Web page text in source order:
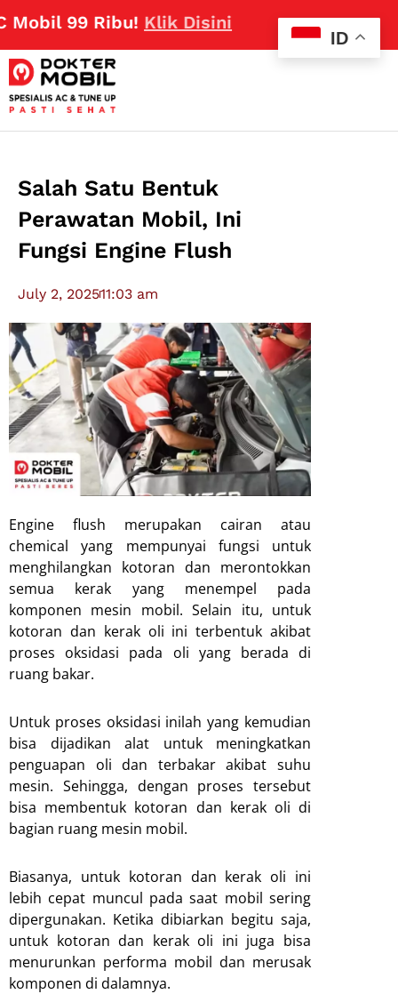
99 Ribu!Klik Disini
Salah Satu Bentuk
Perawatan Mobil, Ini
Fungsi Engine Flush
July 2, 202511:03 am
Engine flush merupakan cairan atau
chemical yang mempunyai fungsi untuk
menghilangkan kotoran dan merontokkan
semua kerak yang menempel pada
komponen mesin mobil. Selain itu, untuk
kotoran dan kerak oli ini terbentuk akibat
proses oksidasi pada oli yang berada di
ruang bakar.
Untuk proses oksidasi inilah yang kemudian
bisa dijadikan alat untuk meningkatkan
penguapan oli dan terbakar akibat suhu
mesin. Sehingga, dengan proses tersebut
bisa membentuk kotoran dan kerak oli di
bagian ruang mesin mobil.
Biasanya, untuk kotoran dan kerak oli ini
lebih cepat muncul pada saat mobil sering
dipergunakan. Ketika dibiarkan begitu saja,
untuk kotoran dan kerak oli ini juga bisa
menurunkan performa mobil dan merusak
komponen di dalamnya.
ID